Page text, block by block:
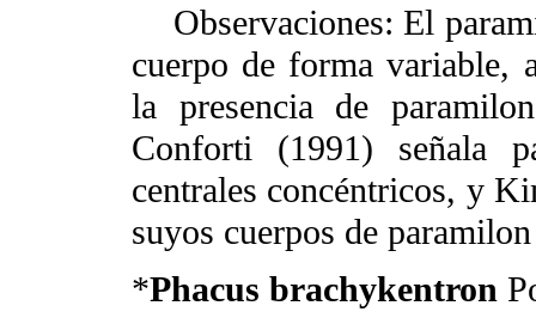
Observaciones: El
cuerpo de forma variable,
la presencia de
Conforti (1991) señala
centrales concéntricos, y
suyos cuerpos de
*Phacus brachykentron